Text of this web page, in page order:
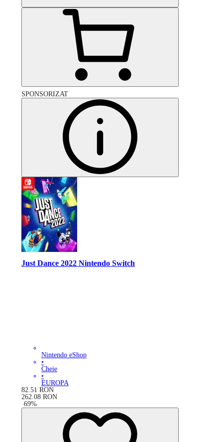
SPONSORIZAT
Just Dance 2022 Nintendo Switch
Nintendo eShop
•
Cheie
•
EUROPA
82.51 RON
262.08 RON
-69%